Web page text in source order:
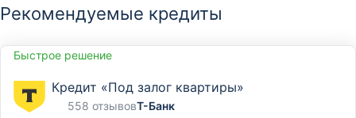
Рекомендуемые кредиты
Быстрое решение
Кредит «Под залог квартиры»
558 отзывовТ-Банк